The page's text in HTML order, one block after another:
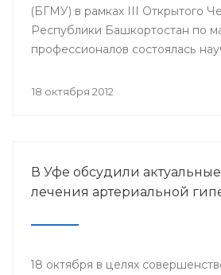
(БГМУ) в рамках III Открытого
Республики Башкортостан по
профессионалов состоялась
Мероприятие организовано
Массажистов (г.Москва).
18 октября 2012
В Уфе обсудили
лечения артериальной
18 октября в целях